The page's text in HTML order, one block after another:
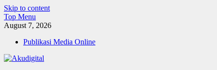
Skip to content
Top Menu
August 7, 2026
Publikasi Media Online